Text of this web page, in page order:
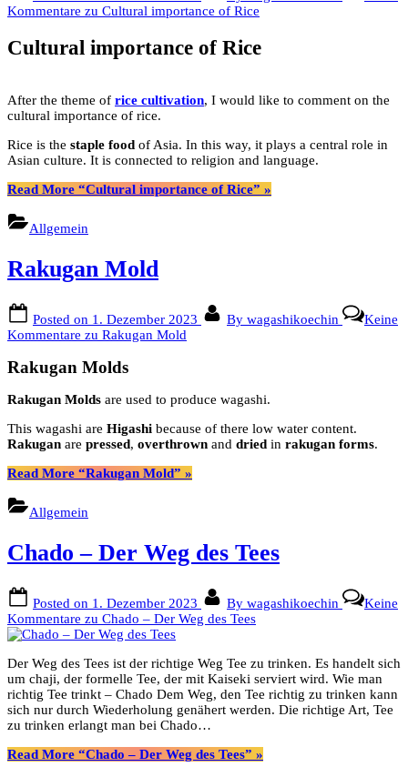
Kommentare zu Cultural importance of Rice
Cultural importance of Rice
After the theme of rice cultivation, I would like to comment on the
cultural importance of rice.
Rice is the staple food of Asia. In this way, it plays a central role in
Asian culture. It is connected to religion and language.
Read More “Cultural importance of Rice” »
Allgemein
Rakugan Mold
Posted on 1. Dezember 2023 By wagashikoechin
Keine
Kommentare zu Rakugan Mold
Rakugan Molds
Rakugan Molds are used to produce wagashi.
This wagashi are Higashi because of there low water content.
Rakugan are pressed, overthrown and dried in rakugan forms.
Read More “Rakugan Mold” »
Allgemein
Chado – Der Weg des Tees
Posted on 1. Dezember 2023 By wagashikoechin
Keine
Kommentare zu Chado – Der Weg des Tees
Der Weg des Tees ist der richtige Weg Tee zu trinken. Es handelt sich
um chaji, der formelle Tee, der mit Kaiseki serviert wird. Wie man
richtig Tee trinkt – Chado Dem Weg, den Tee richtig zu trinken kann
sich nur durch Wiederholung genähert werden. Die richtige Art, Tee
zu trinken erlangt man bei Chado…
Read More “Chado – Der Weg des Tees” »